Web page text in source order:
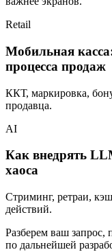
Retail
Мобильная
процесса продаж
ККТ, маркировка,
продавца.
AI
Как внедрять
хаоса
Стриминг, ретраи,
действий.
Разберем ваш запрос,
по дальнейшей